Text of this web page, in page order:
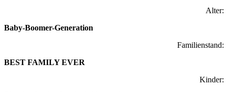
Alter:
Baby-Boomer-Generation
Familienstand:
BEST FAMILY EVER
Kinder: